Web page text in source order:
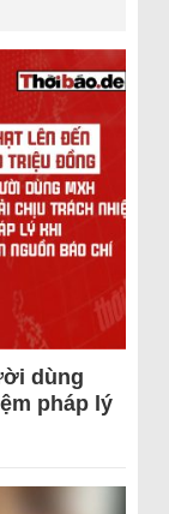
dùng
pháp lý